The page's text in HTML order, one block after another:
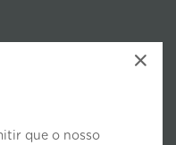
×
que o nosso